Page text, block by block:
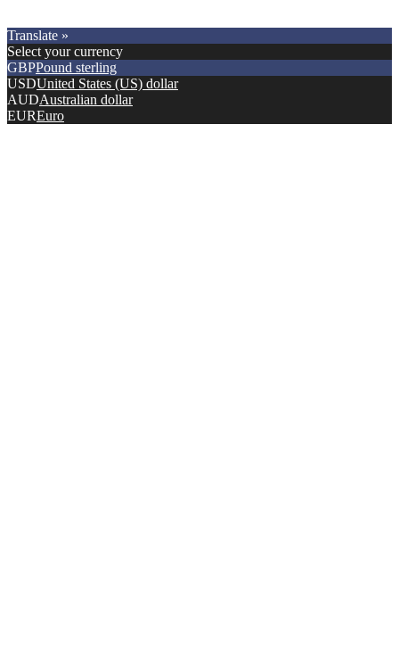
Translate »
Select your currency
GBPPound sterling
USDUnited States (US) dollar
AUDAustralian dollar
EUREuro